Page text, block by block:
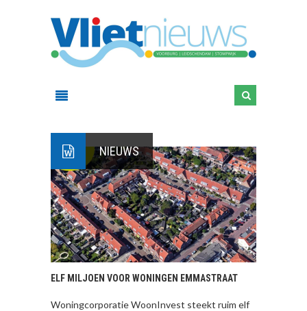
NIEUWS
ELF MILJOEN VOOR WONINGEN EMMASTRAAT
Woningcorporatie WoonInvest steekt ruim elf